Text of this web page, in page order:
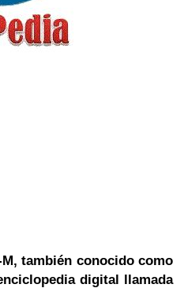
también conocido como
digital llamada